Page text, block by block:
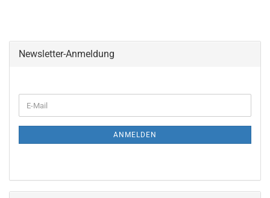
Newsletter-Anmeldung
ZUR
E-
Mail
ANMELDEN